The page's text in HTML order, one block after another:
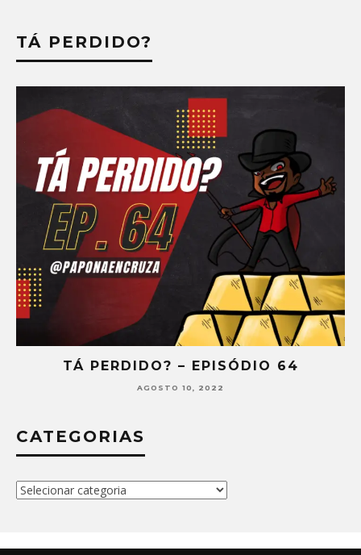
TÁ PERDIDO?
TÁ PERDIDO? – EPISÓDIO 64
AGOSTO 10, 2022
CATEGORIAS
Categorias